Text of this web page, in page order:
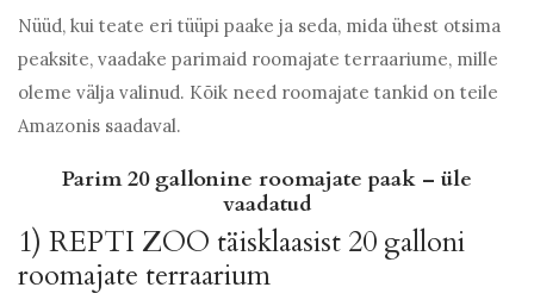
Nüüd, kui teate eri tüüpi paake ja seda, mida ühest otsima
peaksite, vaadake parimaid roomajate terraariume, mille
oleme välja valinud. Kõik need roomajate tankid on teile
Amazonis saadaval.
Parim 20 gallonine roomajate paak – üle
vaadatud
1) REPTI ZOO täisklaasist 20 galloni
roomajate terraarium